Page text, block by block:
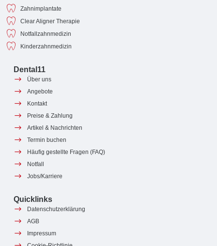
Zahnimplantate
Clear Aligner Therapie
Notfallzahnmedizin
Kinderzahnmedizin
Dental11
Über uns
Angebote
Kontakt
Preise & Zahlung
Artikel & Nachrichten
Termin buchen
Häufig gestellte Fragen (FAQ)
Notfall
Jobs/Karriere
Quicklinks
Datenschutzerklärung
AGB
Impressum